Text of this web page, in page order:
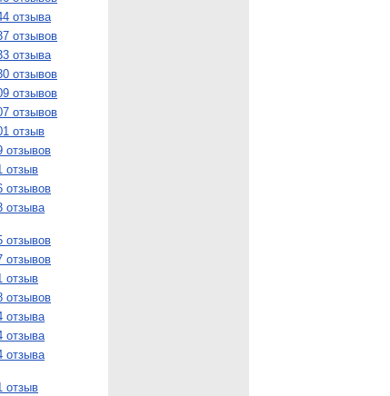
отзыва
отзывов
отзыва
отзывов
отзывов
отзывов
отзыв
отзывов
отзыв
отзывов
отзыва
отзывов
отзывов
отзыв
отзывов
отзыва
отзыва
отзыва
отзыв